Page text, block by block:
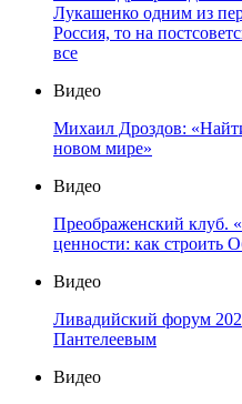
Лукашенко одним из
Россия, то на
все
Видео
Михаил Дроздов:
новом мире»
Видео
Преображенский клуб.
ценности: как строить
Видео
Ливадийский форум
Пантелеевым
Видео